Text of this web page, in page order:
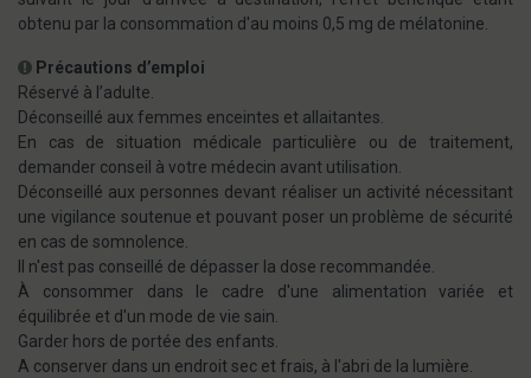
obtenu par la consommation d'au moins 0,5 mg de mélatonine.
Précautions d’emploi
Réservé à l’adulte.
Déconseillé aux femmes enceintes et allaitantes.
En cas de situation médicale particulière ou de traitement,
demander conseil à votre médecin avant utilisation.
Déconseillé aux personnes devant réaliser un activité nécessitant
une vigilance soutenue et pouvant poser un problème de sécurité
en cas de somnolence.
Il n'est pas conseillé de dépasser la dose recommandée.
À consommer dans le cadre d'une alimentation variée et
équilibrée et d'un mode de vie sain.
Garder hors de portée des enfants.
A conserver dans un endroit sec et frais, à l'abri de la lumière.